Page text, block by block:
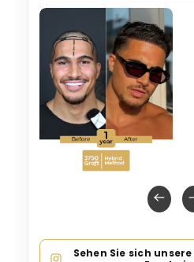
Sehen Sie sich